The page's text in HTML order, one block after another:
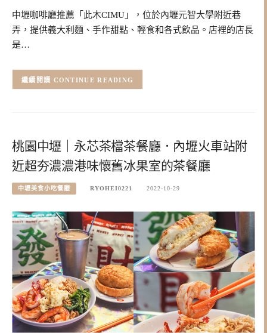
中壢咖啡廳推薦「此木CIMU」，位於內壢元智大學附近巷
弄，提供義大利麵、手作甜點、輕食和各式飲品。店裡的店長
是…
CONTINUE READING
桃園中壢｜永芯茶檔茶餐廳．內壢火車站附
近超夯濃濃港味懷舊冰果室的茶餐廳
中壢美食小吃餐廳 RYOHEI0221 2022-10-29